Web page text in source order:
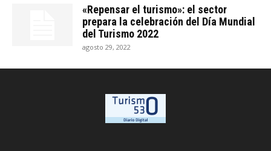
«Repensar el turismo»: el sector
prepara la celebración del Día Mundial
del Turismo 2022
agosto 29, 2022